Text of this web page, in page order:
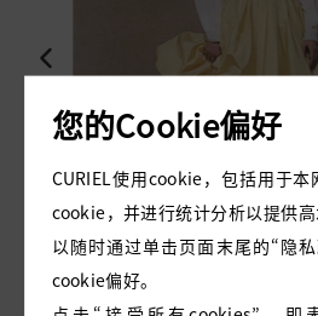
您的Cookie偏好
CURIEL使用cookie，包括用于本
cookie，并进行统计分析以提供
以随时通过单击页面末尾的“隐
cookie偏好。